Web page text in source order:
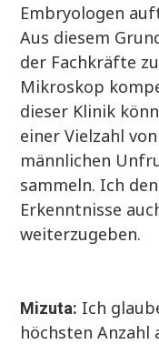
Embryologen
Aus diesem
der Fachkräfte
Mikroskop
dieser Klinik
einer Vielzahl
männlichen
sammeln. Ich
Erkenntnisse
weiterzugeben.
Mizuta: Ich
höchsten Anzahl